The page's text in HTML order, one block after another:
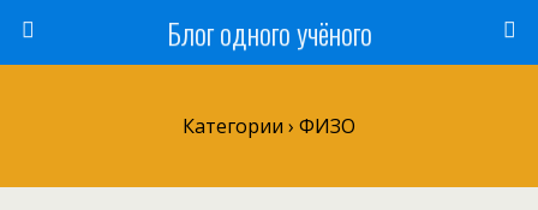
Блог одного учёного
Категории › ФИЗО